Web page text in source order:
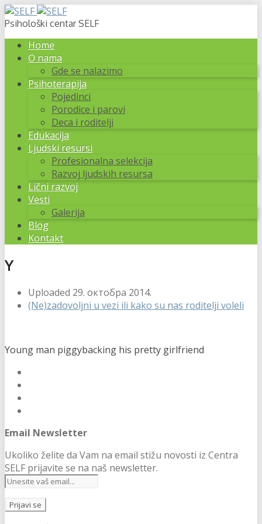
Psihološki centar SELF
Home
O nama
Gde se nalazimo
Psihoterapija
Pojedinci
Porodice i parovi
Deca i roditelji
Edukacija
Ljudski resursi
Profesionalna selekcija
Razvoj ljudskih resursa
Lični razvoj
Vesti
Galerija
Blog
Kontakt
Y
Uploaded 29. октобра 2014.
(Ne)zadovoljni u vezi ili kako su nas roditelji voleli
Young man piggybacking his pretty girlfriend
Email Newsletter
Ukoliko želite da Vam na email stižu novosti iz Centra
SELF prijavite se na naš newsletter.